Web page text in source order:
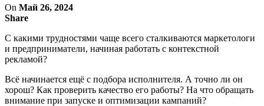
On Май 26, 2024
Share
С какими трудностями чаще всего сталкиваются маркетологи
и предприниматели, начиная работать с контекстной
рекламой?
Всё начинается ещё с подбора исполнителя. А точно ли он
хорош? Как проверить качество его работы? На что обращать
внимание при запуске и оптимизации кампаний?